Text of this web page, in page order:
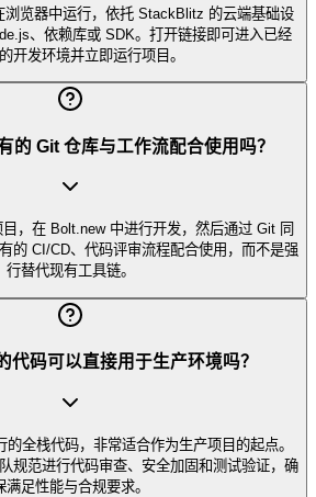
浏览器中运行，依托 StackBlitz 的云端基础设
、依赖库或 SDK。打开链接即可进入已经
开发环境并立即运行项目。
的 Git 仓库与工作流配合使用吗？
，在 Bolt.new 中进行开发，然后通过 Git 同
的 CI/CD、代码评审流程配合使用，而不是强
行替代现有工具链。
代码可以直接用于生产环境吗？
全栈代码，非常适合作为生产项目的起点。
规范进行代码审查、安全加固和测试验证，确
满足性能与合规要求。